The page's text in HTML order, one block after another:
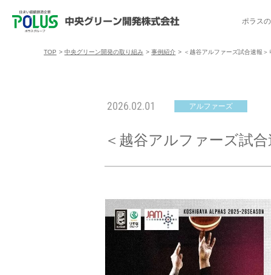
ポラスの
ポラスの分譲住宅を探す
ブランドから探す
ご入居までの流れ ポラ
中央グリーン開発の取り組み
TOP > 中央グリーン開発の取り組み > 事例紹介 > ＜越谷アルファーズ試合速報
2026.02.01 アルファーズ
＜越谷アルファーズ試